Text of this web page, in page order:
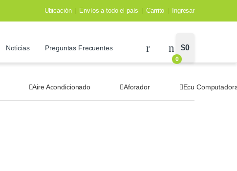
Ubicación Envíos a todo el país Carrito Ingresar
Noticias Preguntas Frecuentes
0
$0
Aire Acondicionado Aforador Ecu